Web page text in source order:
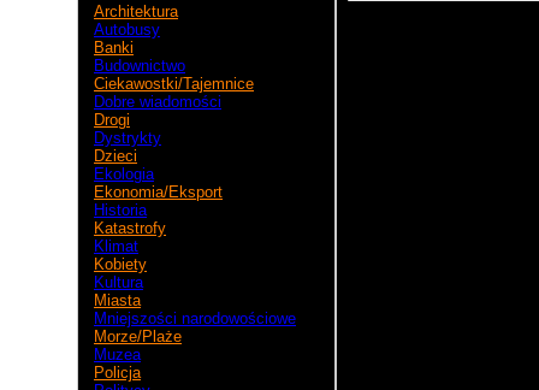
Architektura
Autobusy
Banki
Budownictwo
Ciekawostki/Tajemnice
Dobre wiadomości
Drogi
Dystrykty
Dzieci
Ekologia
Ekonomia/Eksport
Historia
Katastrofy
Klimat
Kobiety
Kultura
Miasta
Mniejszości narodowościowe
Morze/Plaże
Muzea
Policja